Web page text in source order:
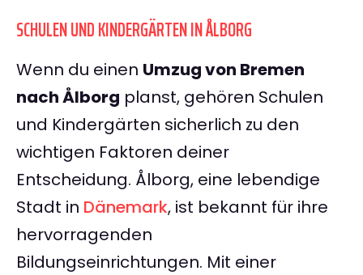
SCHULEN UND KINDERGÄRTEN IN ÅLBORG
Wenn du einen Umzug von Bremen
nach Ålborg planst, gehören Schulen
und Kindergärten sicherlich zu den
wichtigen Faktoren deiner
Entscheidung. Ålborg, eine lebendige
Stadt in Dänemark, ist bekannt für ihre
hervorragenden
Bildungseinrichtungen. Mit einer